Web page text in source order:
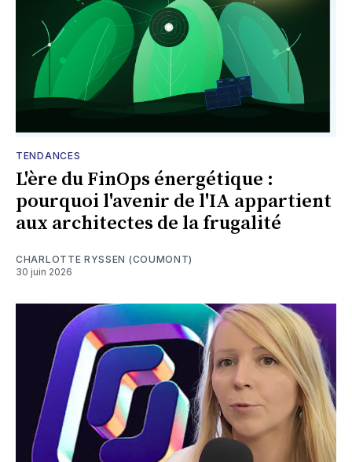
TENDANCES
L'ère du FinOps énergétique :
pourquoi l'avenir de l'IA appartient
aux architectes de la frugalité
CHARLOTTE RYSSEN (COUMONT)
30 juin 2026